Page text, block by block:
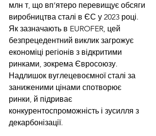
млн т, що вп’ятеро перевищує обсяги
виробництва сталі в ЄС у 2023 році.
Як зазначають в EUROFER, цей
безпрецедентний виклик загрожує
економіці регіонів з відкритими
ринками, зокрема Євросоюзу.
Надлишок вуглецевоємної сталі за
заниженими цінами спотворює
ринки, й підриває
конкурентоспроможність і зусилля з
декарбонізації.